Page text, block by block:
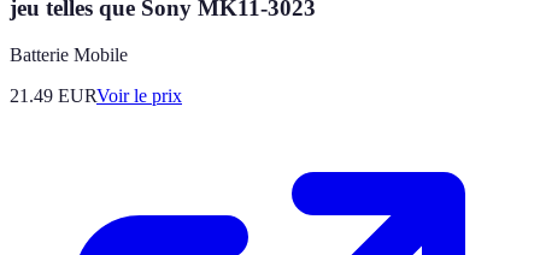
jeu telles que Sony MK11-3023
Batterie Mobile
21.49 EURVoir le prix